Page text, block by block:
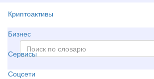
Криптоактивы
Бизнес
Сервисы
Соцсети